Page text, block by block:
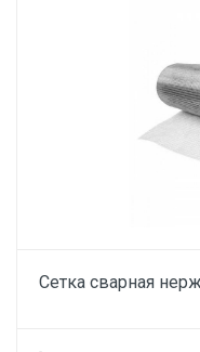
Сетка сварная